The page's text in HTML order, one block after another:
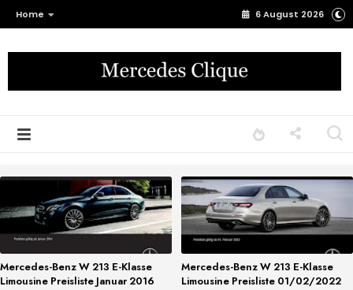
Home 6 August 2026
Mercedes-Benz W 213 E-Klasse
Limousine Preisliste Januar 2016
Mercedes-Benz W 213 E-Klasse
Limousine Preisliste 01/02/2022